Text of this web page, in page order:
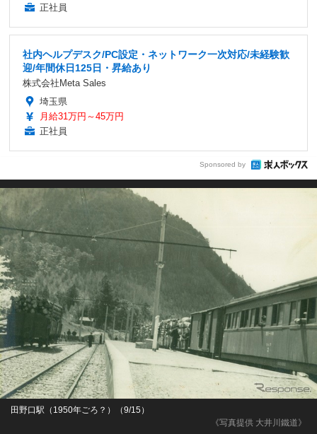
正社員
社内ヘルプデスク/PC設定・ネットワーク一次対応/未経験歓
迎/年間休日125日・昇給あり
株式会社Meta Sales
埼玉県
月給31万円～45万円
正社員
Sponsored by
《写真提供 大井川鐵道》
田野口駅（1950年ごろ？）（9/15）